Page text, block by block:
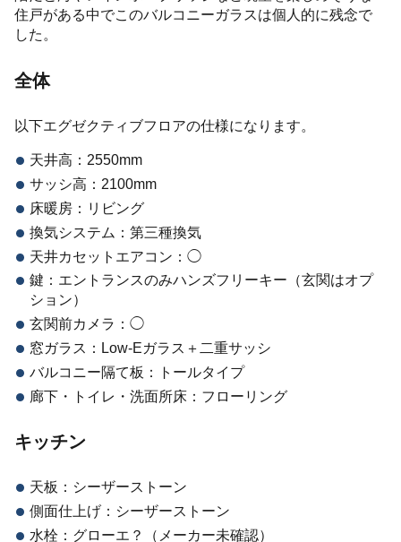
住戸がある中でこのバルコニーガラスは個人的に残念で
した。
全体
以下エグゼクティブフロアの仕様になります。
天井高：2550mm
サッシ高：2100mm
床暖房：リビング
換気システム：第三種換気
天井カセットエアコン：◯
鍵：エントランスのみハンズフリーキー（玄関はオプ
ション）
玄関前カメラ：◯
窓ガラス：Low-Eガラス＋二重サッシ
バルコニー隔て板：トールタイプ
廊下・トイレ・洗面所床：フローリング
キッチン
天板：シーザーストーン
側面仕上げ：シーザーストーン
水栓：グローエ？（メーカー未確認）